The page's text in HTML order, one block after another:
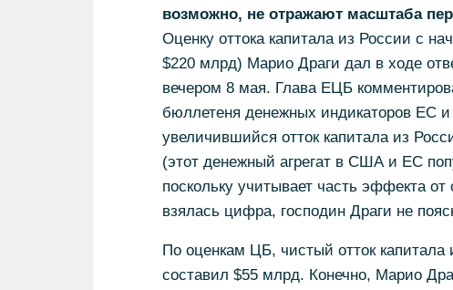
возможно, не отражают масштаба
Оценку оттока капитала из России с
$220 млрд) Марио Драги дал в ходе
вечером 8 мая. Глава ЕЦБ
бюллетеня денежных индикаторов ЕС
увеличившийся отток капитала из
(этот денежный агрегат в США и ЕС
поскольку учитывает часть эффекта
взялась цифра, господин Драги не
По оценкам ЦБ, чистый отток капитала
составил $55 млрд. Конечно, Марио